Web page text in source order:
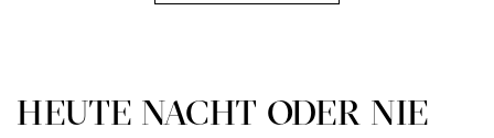
HEUTE NACHT ODER NIE